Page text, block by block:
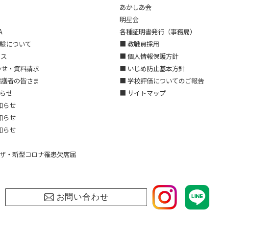
について
・資料請求
者の皆さま
せ
らせ
らせ
らせ
・新型コロナ罹患欠席届
あかしあ会
明星会
各種証明書発行（事務局）
■ 教職員採用
■ 個人情報保護方針
■ いじめ防止基本方針
■ 学校評価についてのご報告
■ サイトマップ
お問い合わせ